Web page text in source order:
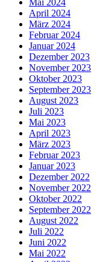
April 2024
März 2024
Februar 2024
Januar 2024
Dezember 2023
November 2023
Oktober 2023
September 2023
August 2023
Juli 2023
Mai 2023
April 2023
März 2023
Februar 2023
Januar 2023
Dezember 2022
November 2022
Oktober 2022
September 2022
August 2022
Juli 2022
Juni 2022
Mai 2022